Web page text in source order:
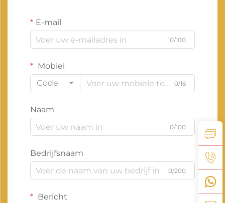
E-mail
0/100
Mobiel
Code
0/16
Naam
0/100
Bedrijfsnaam
0/200
Bericht